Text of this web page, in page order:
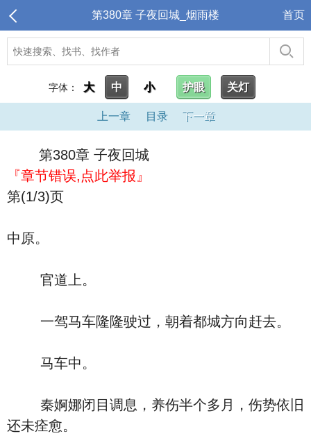
第380章 子夜回城_烟雨楼 首页
字体： 大 中 小 护眼 关灯
上一章 目录 下一章
第380章 子夜回城
『章节错误,点此举报』
第(1/3)页
中原。
官道上。
一驾马车隆隆驶过，朝着都城方向赶去。
马车中。
秦婀娜闭目调息，养伤半个多月，伤势依旧
还未痊愈。